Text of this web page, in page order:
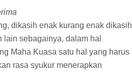
dikasih enak kurang enak dikasih
sebagainya, dalam hal
Maha Kuasa satu hal yang harus
rasa syukur menerapkan